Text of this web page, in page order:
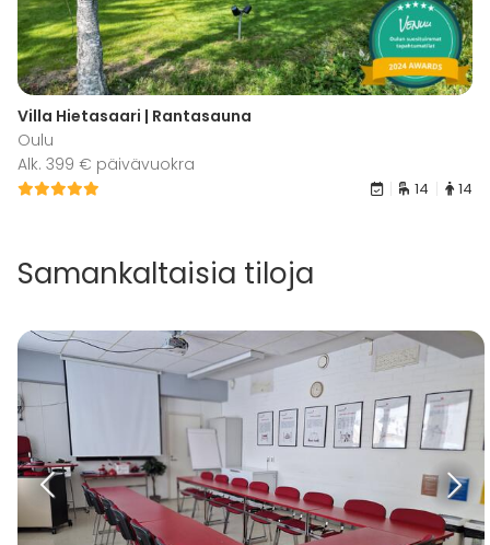
Villa Hietasaari | Rantasauna
Oulu
Alk. 399 € päivävuokra
14 14
Samankaltaisia tiloja